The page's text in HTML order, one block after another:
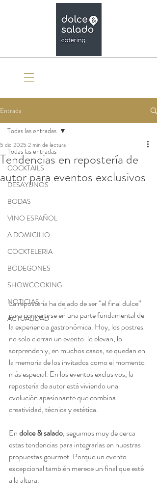
Entrada
Todas las entradas
COCKTAILS
DESAYUNOS
BODAS
VINO ESPAÑOL
A DOMICILIO
COCKTELERIA
BODEGONES
SHOWCOOKING
NOTICIAS
ACTUALIDAD
Todas las entradas
Tendencias en repostería de
autor para eventos exclusivos
5 dic 2025 2 min de lectura
La repostería ha dejado de ser “el final dulce”
para convertirse en una parte fundamental de
la experiencia gastronómica. Hoy, los postres
no solo cierran un evento: lo elevan, lo
sorprenden y, en muchos casos, se quedan en
la memoria de los invitados como el momento
más especial. En los eventos exclusivos, la
repostería de autor está viviendo una
evolución apasionante que combina
creatividad, técnica y estética.
En dolce & salado, seguimos muy de cerca
estas tendencias para integrarlas en nuestras
propuestas gourmet. Porque un evento
excepcional también merece un final que esté
a la altura.